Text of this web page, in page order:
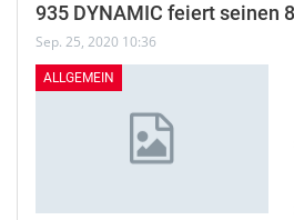
935 DYNAMIC feiert seinen
Sep. 25, 2020 10:36
ALLGEMEIN